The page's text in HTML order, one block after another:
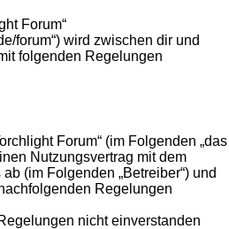
Forum“
forum“) wird zwischen dir und
folgenden Regelungen
Forum“ (im Folgenden „das
Nutzungsvertrag mit dem
(im Folgenden „Betreiber“) und
Regelungen
nicht einverstanden